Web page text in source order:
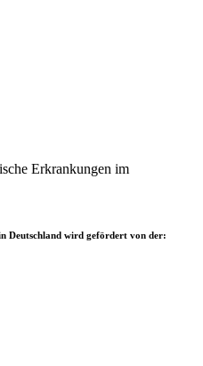
Erkrankungen im
Deutschland wird gefördert von der: